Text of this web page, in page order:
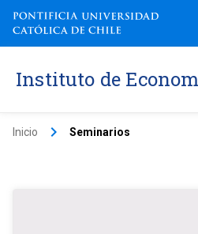
Instituto de
Inicio keyboard_arrow_right Seminarios